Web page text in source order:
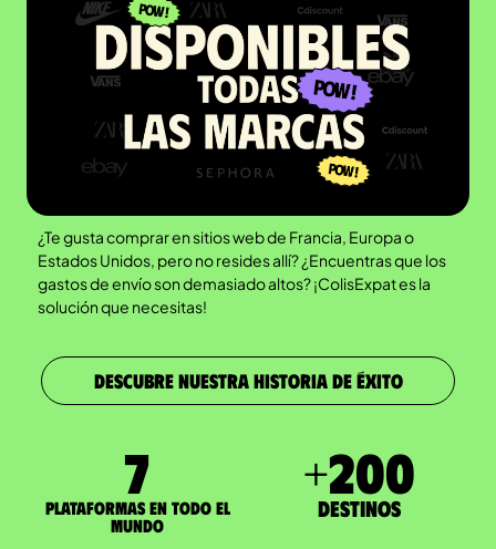
¿Te gusta comprar en sitios web de Francia, Europa o
Estados Unidos, pero no resides allí? ¿Encuentras que los
gastos de envío son demasiado altos? ¡ColisExpat es la
solución que necesitas!
DESCUBRE NUESTRA HISTORIA DE ÉXITO
7
Plataformas en todo el
mundo
+200
Destinos